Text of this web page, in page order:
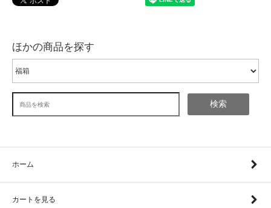
ほかの商品を探す
検索
ホーム
カートを見る